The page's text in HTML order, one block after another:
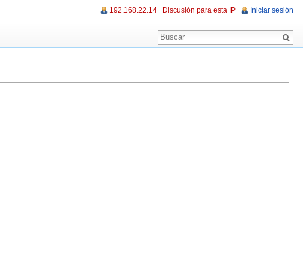
192.168.22.14 Discusión para esta IP Iniciar sesión